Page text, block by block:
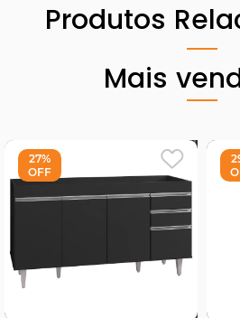
Produtos
Mais
27%
OFF